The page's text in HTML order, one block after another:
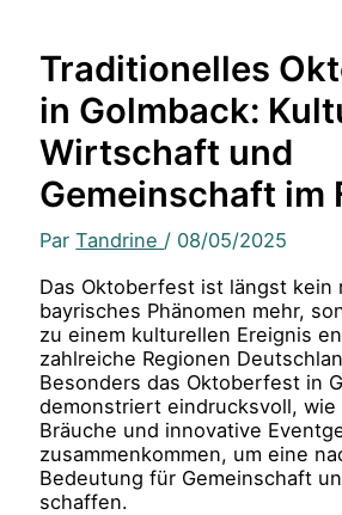
Traditionelles
in Golmback:
Wirtschaft und
Gemeinschaft im
ParTandrine / 08/05/2025
Das Oktoberfest ist längst kein
bayrisches Phänomen mehr,
zu einem kulturellen Ereignis
zahlreiche Regionen
Besonders das Oktoberfest in
demonstriert eindrucksvoll, wie
Bräuche und innovative
zusammenkommen, um eine
Bedeutung für Gemeinschaft
schaffen.